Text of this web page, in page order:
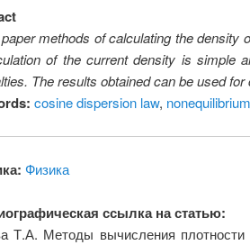
methods of calculating the
of the current density is simple
The results obtained can be used
cosine dispersion law,
Физика
ссылка на статью:
Т.А. Методы вычисления плотности